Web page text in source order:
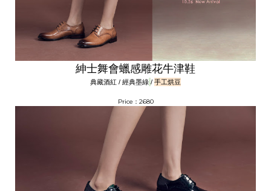
紳士舞會蠟感雕花牛津鞋
典藏酒紅 / 經典墨綠 / 手工烘豆
Price：2680